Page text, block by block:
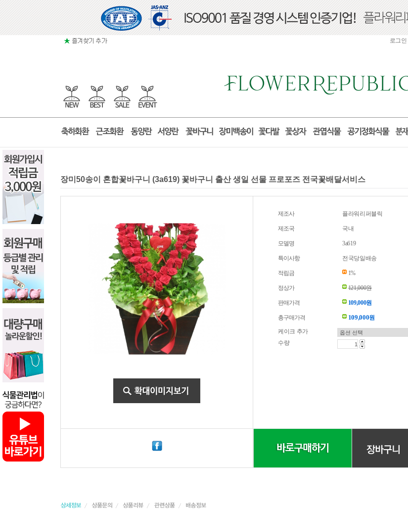
로그인
장미50송이 혼합꽃바구니 (3a619) 꽃바구니 출산 생일 선물 프로포즈 전국꽃배달서비스
제조사 플라워리퍼블릭
제조국 국내
모델명 3a619
특이사항 전국당일배송
적립금 1%
정상가 121,000원
판매가격 109,000원
총구매가격 109,000원
케이크 추가
수량